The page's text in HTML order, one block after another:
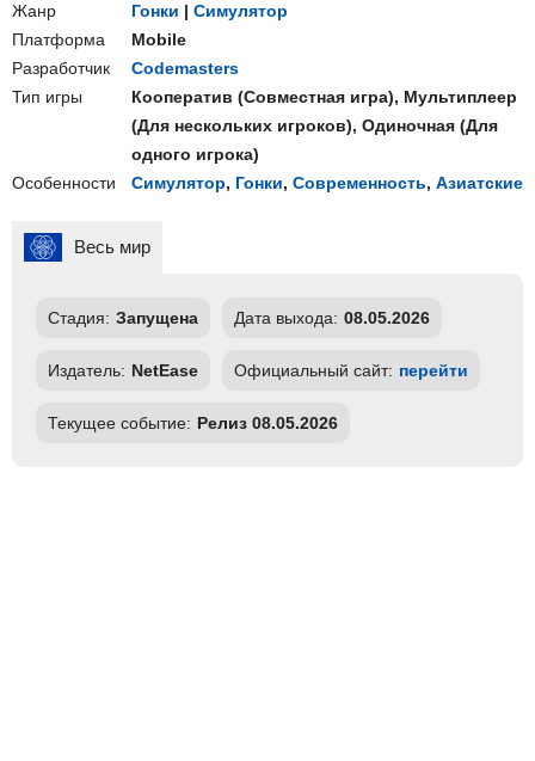
Жанр Гонки | Симулятор
Платформа
Mobile
Разработчик
Codemasters
Тип игры
Кооператив (Совместная игра), Мультиплеер
(Для нескольких игроков), Одиночная (Для
одного игрока)
Особенности
Симулятор, Гонки, Современность, Азиатские
Весь мир
Стадия: Запущена Дата выхода: 08.05.2026
Издатель: NetEase Официальный сайт: перейти
Текущее событие: Релиз 08.05.2026